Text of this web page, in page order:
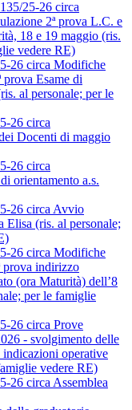
25-26 circa
2ª prova L.C. e
18 e 19 maggio (ris.
vedere RE)
26 circa Modifiche
prova Esame di
al personale; per le
26 circa
Docenti di maggio
26 circa
orientamento a.s.
26 circa Avvio
Elisa (ris. al personale;
26 circa Modifiche
prova indirizzo
(ora Maturità) dell’8
per le famiglie
26 circa Prove
- svolgimento delle
operative
vedere RE)
26 circa Assemblea